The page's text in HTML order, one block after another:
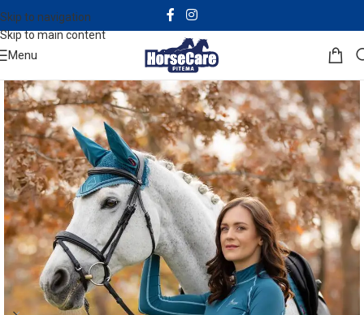
Skip to navigation
Skip to main content
Menu